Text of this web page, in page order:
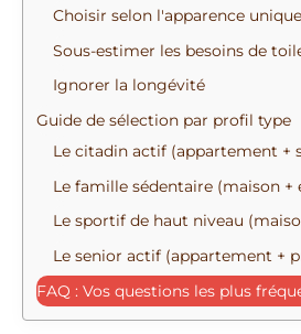
Choisir selon l'apparence
Sous-estimer les besoins de
Ignorer la longévité
Guide de sélection par profil type
Le citadin actif (appartement +
Le famille sédentaire (maison +
Le sportif de haut niveau
Le senior actif (appartement +
FAQ : Vos questions les plus